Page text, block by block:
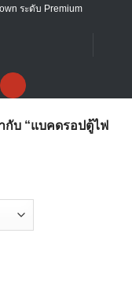
ระดับ Premium
บ “แบคดรอปตู้ไฟ